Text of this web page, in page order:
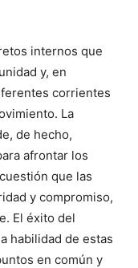
internos que
y, en
corrientes
La
de hecho,
afrontar los
que las
y compromiso,
El éxito del
habilidad de estas
en común y